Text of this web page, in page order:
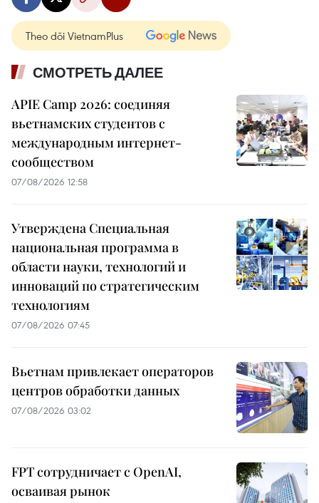
Theo dõi VietnamPlus
СМОТРЕТЬ ДАЛЕЕ
APIE Camp 2026: соединяя
вьетнамских студентов с
международным интернет-
сообществом
07/08/2026 12:58
Утверждена Специальная
национальная программа в
области науки, технологий и
инноваций по стратегическим
технологиям
07/08/2026 07:45
Вьетнам привлекает операторов
центров обработки данных
07/08/2026 03:02
FPT сотрудничает с OpenAI,
осваивая рынок